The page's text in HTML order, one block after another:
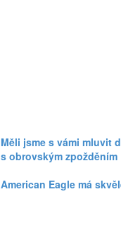
Měli jsme s vámi mluvit
s obrovským zpožděním
American Eagle má